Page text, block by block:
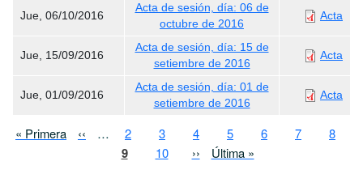
Jue, 06/10/2016
Acta de sesión, día: 06 de
octubre de 2016
Acta
Jue, 15/09/2016
Acta de sesión, día: 15 de
setiembre de 2016
Acta
Jue, 01/09/2016
Acta de sesión, día: 01 de
setiembre de 2016
Acta
Paginación
Primera página
« Primera Página anterior
‹‹ … Page
2 Page
3 Page
4 Page
5 Page
6 Page
7 Page
8
Página actual
9 Page
10 Siguiente página
›› Última página
Última »